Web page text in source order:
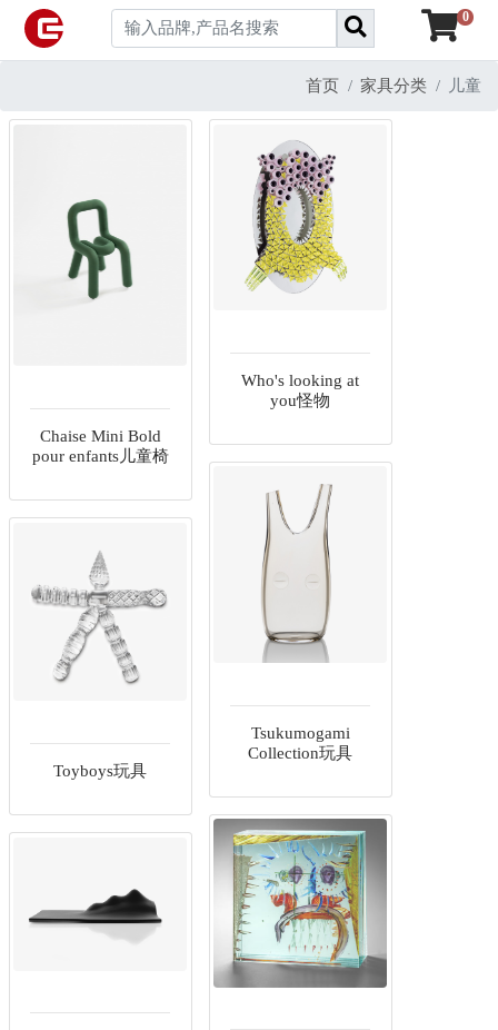
0
首页 家具分类 儿童
Chaise Mini Bold
pour enfants儿童椅
Who's looking at
you怪物
Tsukumogami
Collection玩具
Toyboys玩具